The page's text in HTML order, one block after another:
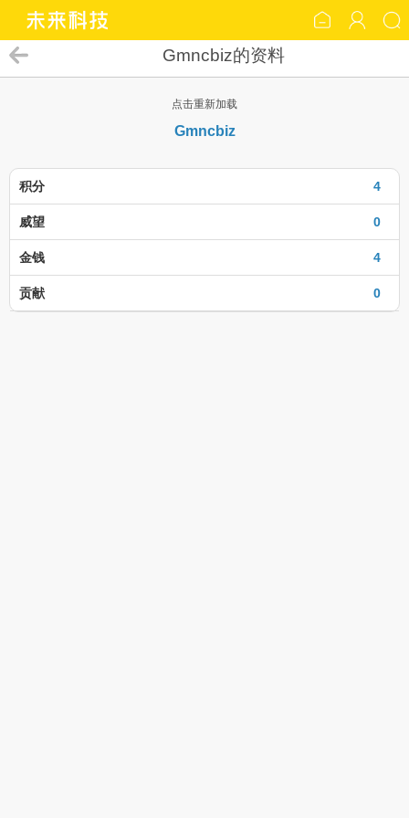
Gmncbiz的资料
点击重新加载
Gmncbiz
4
积分
0
威望
4
金钱
0
贡献